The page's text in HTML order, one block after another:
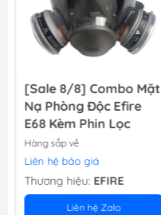
[Sale 8/8] Combo Mặt
Nạ Phòng Độc Efire
E68 Kèm Phin Lọc
Hàng sắp về
Liên hệ báo giá
Thương hiệu: EFIRE
Liên hệ Zalo